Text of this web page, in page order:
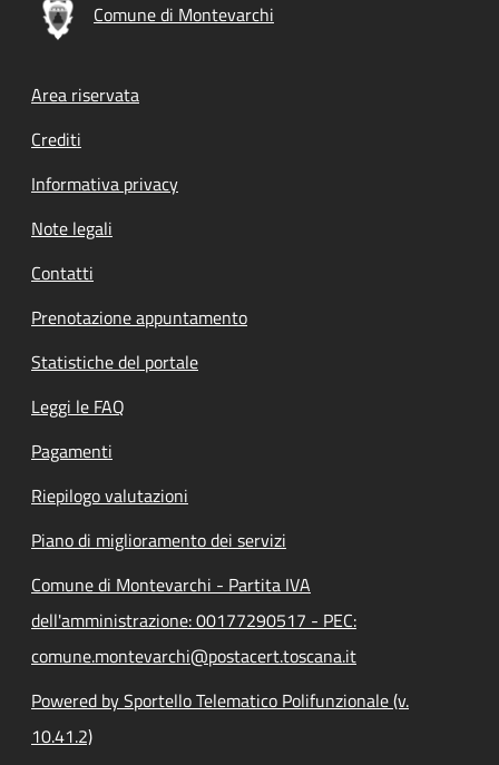
Comune di Montevarchi
Footer menu
Area riservata
Crediti
Informativa privacy
Note legali
Contatti
Prenotazione appuntamento
Statistiche del portale
Leggi le FAQ
Pagamenti
Riepilogo valutazioni
Piano di miglioramento dei servizi
Comune di Montevarchi - Partita IVA
dell'amministrazione: 00177290517 - PEC:
comune.montevarchi@postacert.toscana.it
Powered by Sportello Telematico Polifunzionale (v.
10.41.2)